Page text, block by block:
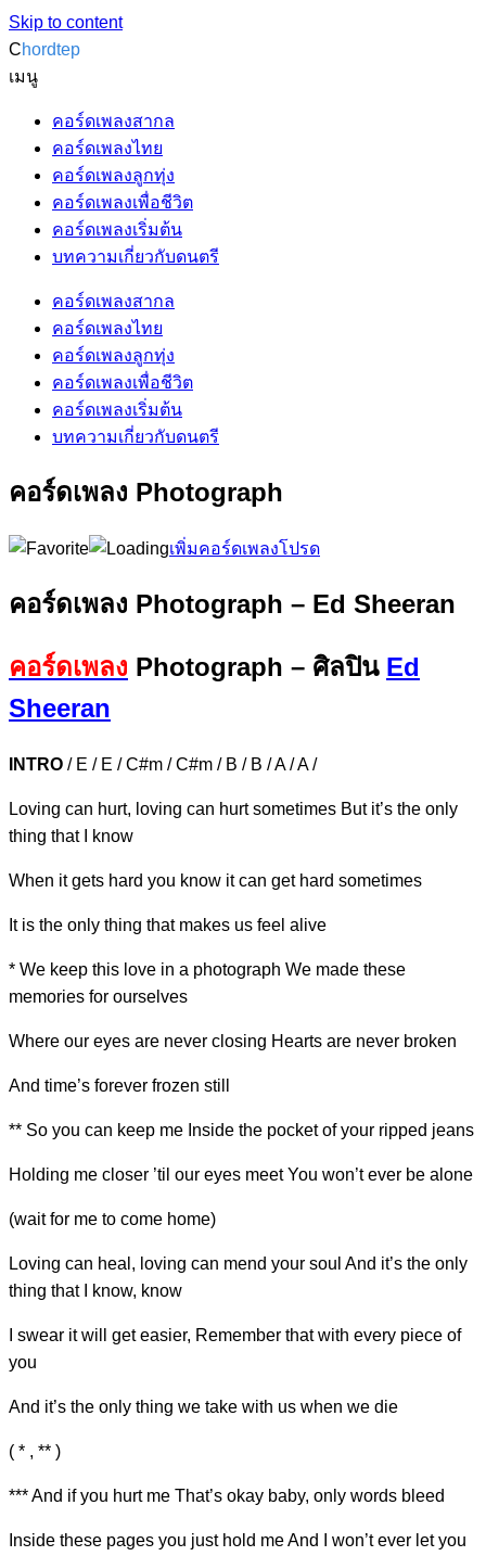
Skip to content
Chordtep
เมนู
คอร์ดเพลงสากล
คอร์ดเพลงไทย
คอร์ดเพลงลูกทุ่ง
คอร์ดเพลงเพื่อชีวิต
คอร์ดเพลงเริ่มต้น
บทความเกี่ยวกับดนตรี
คอร์ดเพลงสากล
คอร์ดเพลงไทย
คอร์ดเพลงลูกทุ่ง
คอร์ดเพลงเพื่อชีวิต
คอร์ดเพลงเริ่มต้น
บทความเกี่ยวกับดนตรี
คอร์ดเพลง Photograph
เพิ่มคอร์ดเพลงโปรด
คอร์ดเพลง Photograph – Ed Sheeran
คอร์ดเพลง Photograph – ศิลปิน Ed
Sheeran
INTRO / E / E / C#m / C#m / B / B / A / A /
Loving can hurt, loving can hurt sometimes But it’s the only
thing that I know
When it gets hard you know it can get hard sometimes
It is the only thing that makes us feel alive
* We keep this love in a photograph We made these
memories for ourselves
Where our eyes are never closing Hearts are never broken
And time’s forever frozen still
** So you can keep me Inside the pocket of your ripped jeans
Holding me closer ’til our eyes meet You won’t ever be al one
(wait for me to come home)
Loving can heal, loving can mend your soul And it’s the only
thing that I know, know
I swear it will geteasier, Remember that with every piece of
you
And it’s the only thing we take with us when we die
( * , ** )
*** And if you hurt me That’s okay baby, only words bleed
Inside these pages you just hold me And I won’t ever let you